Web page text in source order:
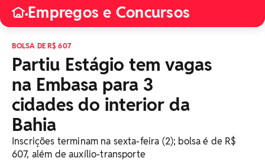
•Empregos e Concursos
BOLSA DE R$ 607
Partiu Estágio tem vagas
na Embasa para 3
cidades do interior da
Bahia
Inscrições terminam na sexta-feira (2); bolsa é de R$
607, além de auxílio-transporte